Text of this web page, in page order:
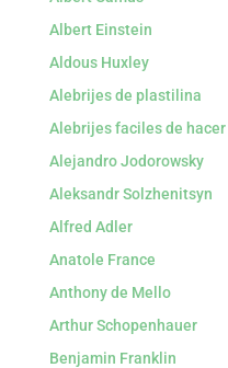
Albert Einstein
Aldous Huxley
Alebrijes de plastilina
Alebrijes faciles de hacer
Alejandro Jodorowsky
Aleksandr Solzhenitsyn
Alfred Adler
Anatole France
Anthony de Mello
Arthur Schopenhauer
Benjamin Franklin